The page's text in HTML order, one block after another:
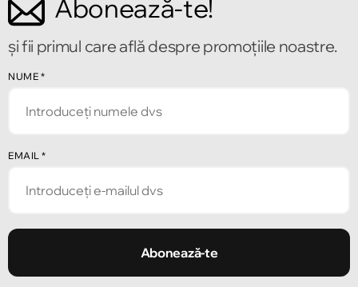
Chișinău
Abonează-te!
și fii primul care află despre promoțiile noastre.
NUME *
EMAIL *
Abonează-te